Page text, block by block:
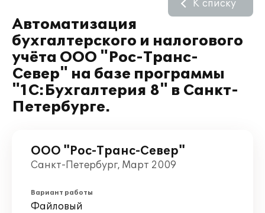
Автоматизация
бухгалтерского и налогового
учёта ООО "Рос-Транс-
Север" на базе программы
"1С:Бухгалтерия 8" в Санкт-
Петербурге.
К списку
ООО "Рос-Транс-Север"
Санкт-Петербург, Март 2009
Вариант работы
Файловый